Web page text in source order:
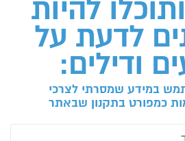
להיות
לדעת על
ודילים:
במידע שמסרתי לצרכי
כמפורט בתקנון שבאתר